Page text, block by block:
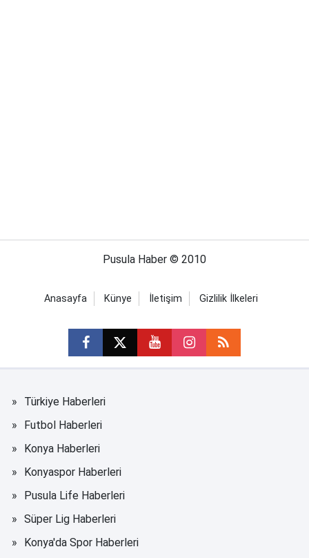
Pusula Haber © 2010
Anasayfa Künye İletişim Gizlilik İlkeleri
Türkiye Haberleri
Futbol Haberleri
Konya Haberleri
Konyaspor Haberleri
Pusula Life Haberleri
Süper Lig Haberleri
Konya'da Spor Haberleri